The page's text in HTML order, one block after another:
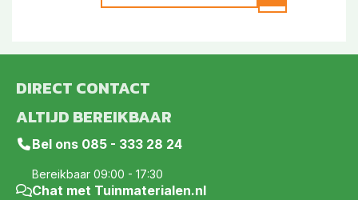
DIRECT CONTACT
ALTIJD BEREIKBAAR
Bel ons 085 - 333 28 24
Bereikbaar 09:00 - 17:30
Chat met Tuinmaterialen.nl